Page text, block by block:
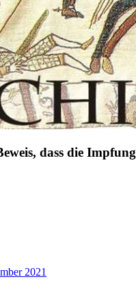
dass die
2021